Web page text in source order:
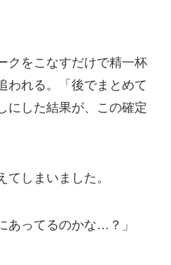
クをこなすだけで精一杯
われる。「後でまとめて
にした結果が、この確定
しまいました。
あってるのかな…？」